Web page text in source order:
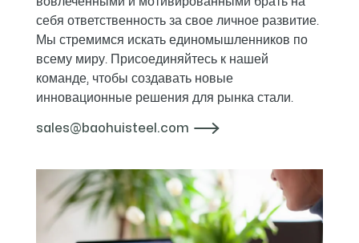
себя ответственность за свое личное развитие.
Мы стремимся искать единомышленников по
всему миру. Присоединяйтесь к нашей
команде, чтобы создавать новые
инновационные решения для рынка стали.
sales@baohuisteel.com 